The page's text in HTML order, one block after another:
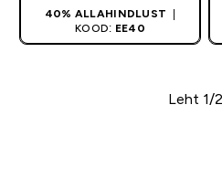
40% ALLAHINDLUST
|
KOOD: EE40
Leht 1/2